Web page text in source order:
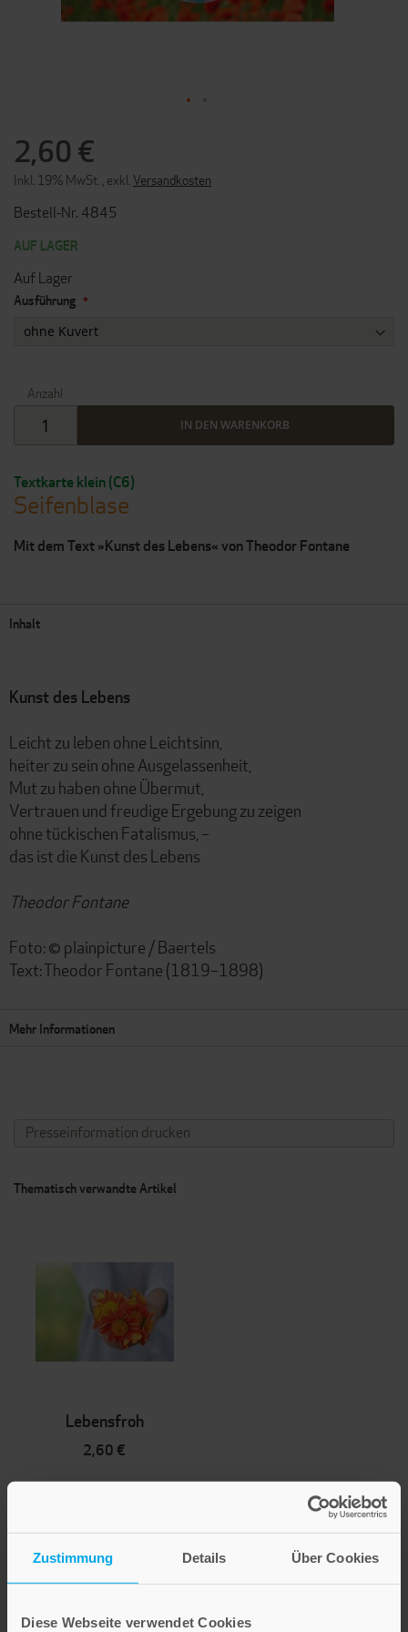
Zustimmung Details Über Cookies
Diese Webseite verwendet Cookies
Textkarte klein (C6)
Seifenblase
Mit dem Text »Kunst des Lebens« von Theodor Fontane
2,60 €
Inkl. 19% MwSt. exkl. Versandkosten
Bestell-Nr. 4845
AUF LAGER
Auf Lager
Ausführung
Anzahl
IN DEN WARENKORB
SPRINGEN
Inhalt
Kunst des Lebens
Leicht zu leben ohne Leichtsinn,
heiter zu sein ohne Ausgelassenheit,
Mut zu haben ohne Übermut,
Vertrauen und freudige Ergebung zu zeigen
ohne tückischen Fatalismus, –
das ist die Kunst des Lebens
Theodor Fontane
Foto: © plainpicture / Baertels
Text: Theodor Fontane (1819–1898)
Mehr Informationen
Presseinformation drucken
Thematisch verwandte Artikel
Lebensfroh
2,60 €
Inkl. 19% MwSt.,exkl.Versandkosten